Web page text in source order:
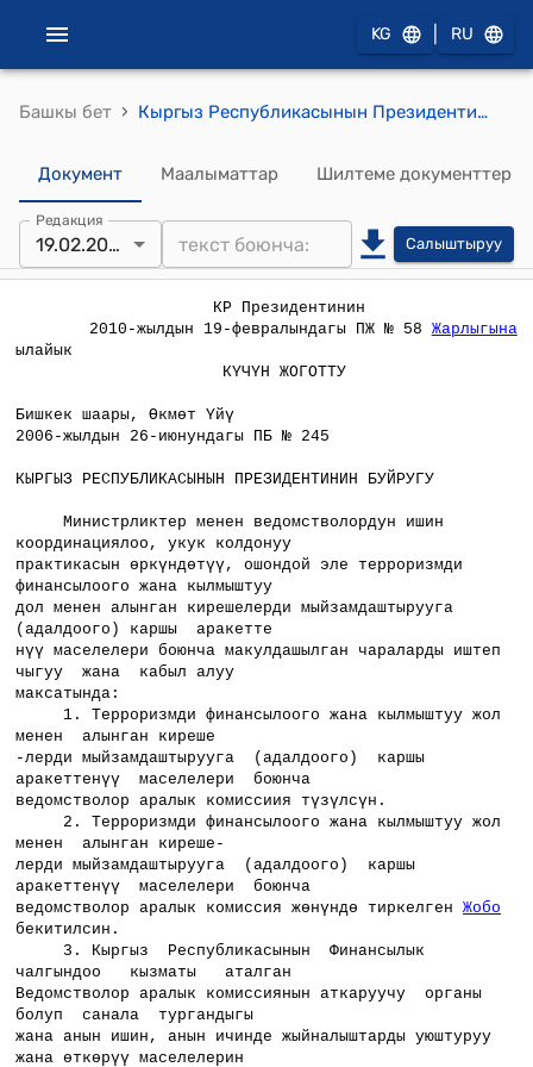
KG RU
Башкы бет › Кыргыз Республикасынын Президентинин 2006-жылдын 26-июнундагы ПБ № 245 буйругу
Документ Маалыматтар Шилтеме документтер
Редакция
19.02.2010 Салыштыруу